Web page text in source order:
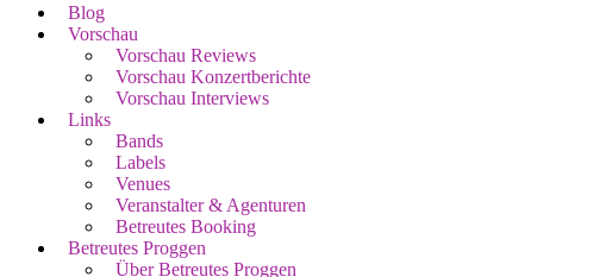
Blog
Vorschau
Vorschau Reviews
Vorschau Konzertberichte
Vorschau Interviews
Links
Bands
Labels
Venues
Veranstalter & Agenturen
Betreutes Booking
Betreutes Proggen
Über Betreutes Proggen